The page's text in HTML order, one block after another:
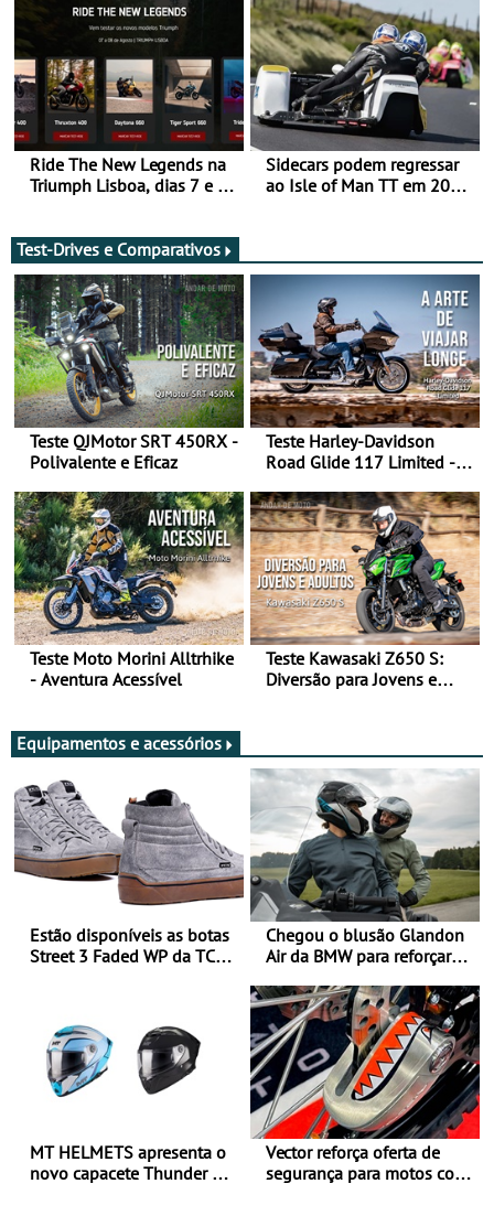
ganhar
Ride The New Legends na
Triumph Lisboa, dias 7 e 8
Sidecars podem regressar
ao Isle of Man TT em 2027
Test-Drives e Comparativos
Teste QJMotor SRT 450RX -
Polivalente e Eficaz
Teste Harley-Davidson
Road Glide 117 Limited - A
Teste Moto Morini Alltrhike
- Aventura Acessível
Teste Kawasaki Z650 S:
Diversão para Jovens e
Equipamentos e acessórios
Estão disponíveis as botas
Street 3 Faded WP da TCX
Chegou o blusão Glandon
Air da BMW para reforçar
verão
MT HELMETS apresenta o
novo capacete Thunder 4 R
Vector reforça oferta de
segurança para motos com